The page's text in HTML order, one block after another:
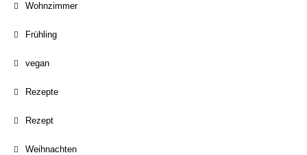
Wohnzimmer
Frühling
vegan
Rezepte
Rezept
Weihnachten